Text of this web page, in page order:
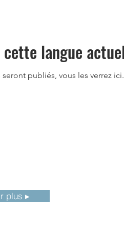
langue
publiés, vous les verrez ici.
plus ▸